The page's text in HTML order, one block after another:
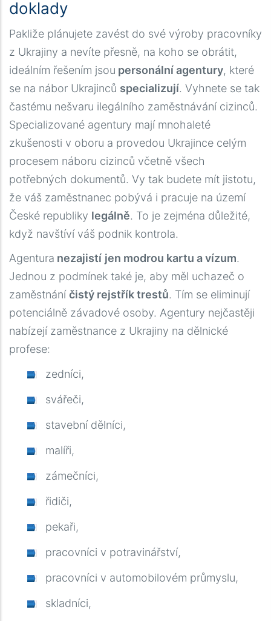
doklady
Pakliže plánujete zavést do své výroby pracovníky
z Ukrajiny a nevíte přesně, na koho se obrátit,
ideálním řešením jsou personální agentury, které
se na nábor Ukrajinců specializují. Vyhnete se tak
častému nešvaru ilegálního zaměstnávání cizinců.
Specializované agentury mají mnohaleté
zkušenosti v oboru a provedou Ukrajince celým
procesem náboru cizinců včetně všech
potřebných dokumentů. Vy tak budete mít jistotu,
že váš zaměstnanec pobývá i pracuje na území
České republiky legálně. To je zejména důležité,
když navštíví váš podnik kontrola.
Agentura nezajistí jen modrou kartu a vízum.
Jednou z podmínek také je, aby měl uchazeč o
zaměstnáníčistý rejstřík trestů. Tím se eliminují
potenciálně závadové osoby. Agentury nejčastěji
nabízejí zaměstnance z Ukrajiny na dělnické
profese:
zedníci,
svářeči,
stavební dělníci,
malíři,
zámečníci,
řidiči,
pekaři,
pracovníci v potravinářství,
pracovníci v automobilovém průmyslu,
skladníci,